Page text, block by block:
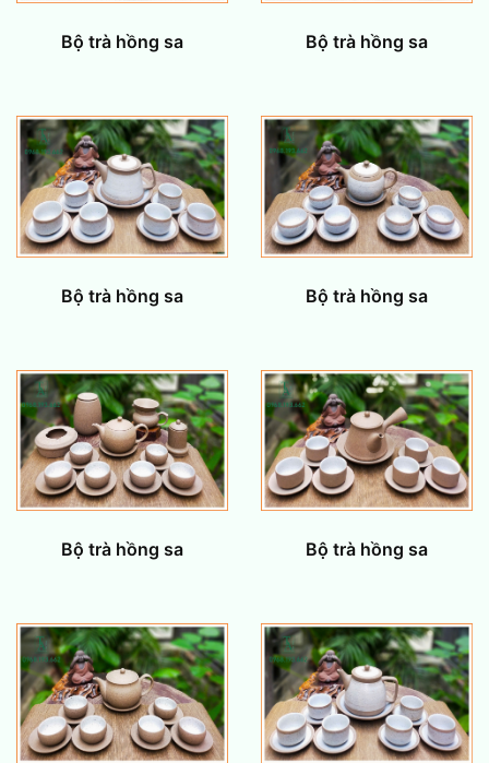
Bộ trà hồng sa Bộ trà hồng sa
Bộ trà hồng sa Bộ trà hồng sa
Bộ trà hồng sa Bộ trà hồng sa